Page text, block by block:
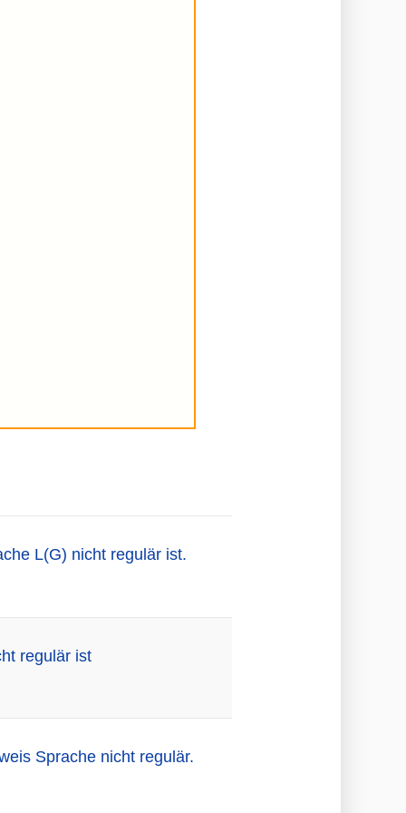
L(G) nicht regulär ist.
regulär ist
Sprache nicht regulär.